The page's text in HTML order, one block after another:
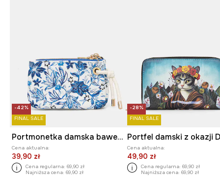
-42%
FINAL SALE
Portmonetka damska bawełniana
Cena aktualna:
39,90 zł
Cena regularna: 69,90 zł
Najniższa cena: 69,90 zł
-28%
FINAL SALE
Cena aktualna:
49,90 zł
Cena regularna: 69,90 zł
Najniższa cena: 69,90 zł